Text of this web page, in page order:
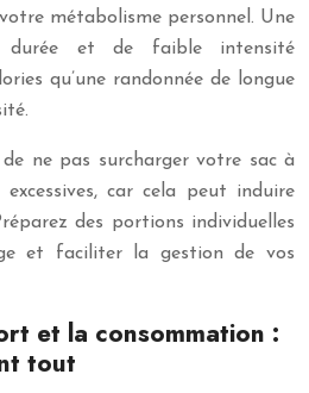
métabolisme personnel. Une
durée et de faible intensité
qu’une randonnée de longue
ne pas surcharger votre sac à
car cela peut induire
des portions individuelles
et faciliter la gestion de vos
et la consommation :
tout